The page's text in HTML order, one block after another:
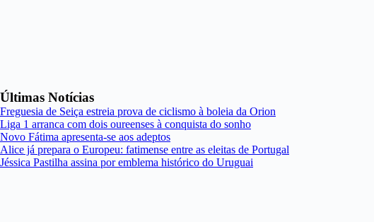
Últimas Notícias
Freguesia de Seiça estreia prova de ciclismo à boleia da Orion
Liga 1 arranca com dois oureenses à conquista do sonho
Novo Fátima apresenta-se aos adeptos
Alice já prepara o Europeu: fatimense entre as eleitas de Portugal
Jéssica Pastilha assina por emblema histórico do Uruguai